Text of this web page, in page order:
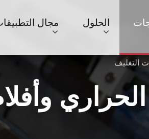
الحلول مجال
التغليف